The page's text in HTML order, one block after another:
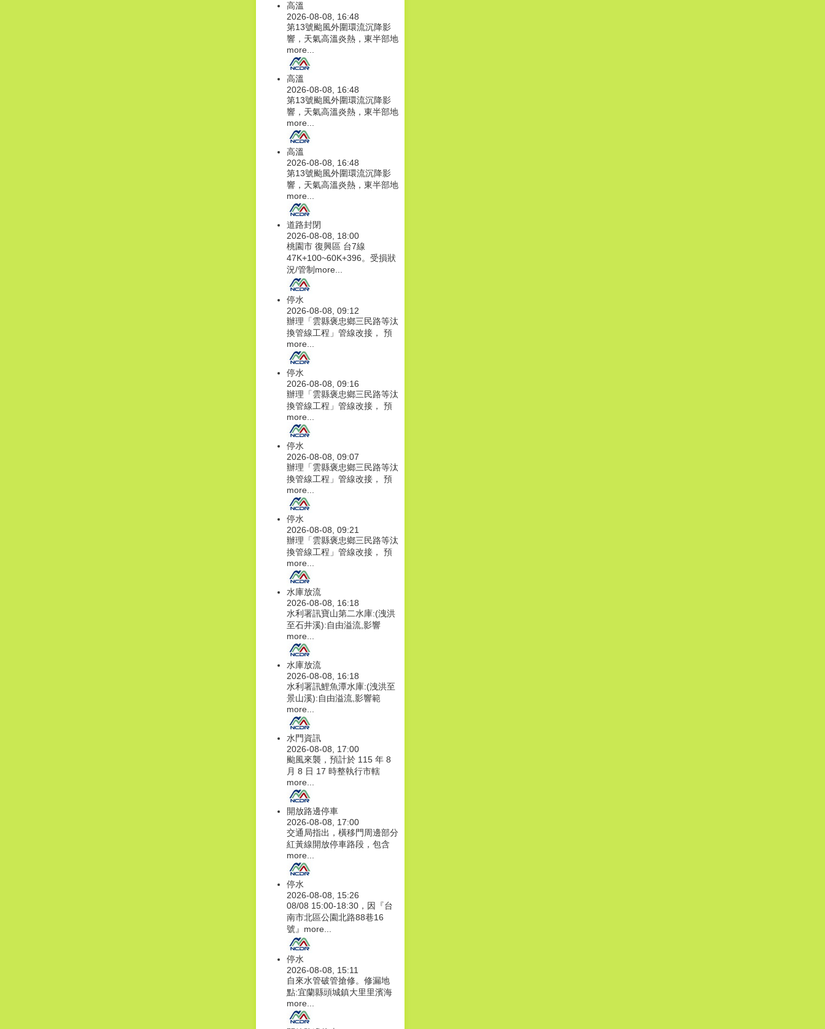
高溫
2026-08-08, 16:48
第13號颱風外圍環流沉降影
響，天氣高溫炎熱，東半部地
more...
高溫
2026-08-08, 16:48
第13號颱風外圍環流沉降影
響，天氣高溫炎熱，東半部地
more...
高溫
2026-08-08, 16:48
第13號颱風外圍環流沉降影
響，天氣高溫炎熱，東半部地
more...
道路封閉
2026-08-08, 18:00
桃園市 復興區 台7線
47K+100~60K+396。受損狀
況/管制 more...
停水
2026-08-08, 09:12
辦理「雲縣褒忠鄉三民路等汰
換管線工程」管線改接， 預
more...
停水
2026-08-08, 09:16
辦理「雲縣褒忠鄉三民路等汰
換管線工程」管線改接， 預
more...
停水
2026-08-08, 09:07
辦理「雲縣褒忠鄉三民路等汰
換管線工程」管線改接， 預
more...
停水
2026-08-08, 09:21
辦理「雲縣褒忠鄉三民路等汰
換管線工程」管線改接， 預
more...
水庫放流
2026-08-08, 16:18
水利署訊寶山第二水庫:(洩洪
至石井溪):自由溢流,影響
more...
水庫放流
2026-08-08, 16:18
水利署訊鯉魚潭水庫:(洩洪至
景山溪):自由溢流,影響範
more...
水門資訊
2026-08-08, 17:00
颱風來襲，預計於 115 年 8
月 8 日 17 時整執行市轄
more...
開放路邊停車
2026-08-08, 17:00
交通局指出，橫移門周邊部分
紅黃線開放停車路段，包含
more...
停水
2026-08-08, 15:26
08/08 15:00-18:30，因『台
南市北區公園北路88巷16
號』 more...
停水
2026-08-08, 15:11
自來水管破管搶修。修漏地
點:宜蘭縣頭城鎮大里里濱海
more...